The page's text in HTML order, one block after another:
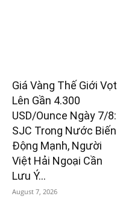
Giá Vàng Thế Giới Vọt
Lên Gần 4.300
USD/Ounce Ngày 7/8:
SJC Trong Nước Biến
Động Mạnh, Người
Việt Hải Ngoại Cần
Lưu Ý...
August 7, 2026